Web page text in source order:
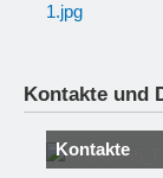
Kontakte und
Kontakte